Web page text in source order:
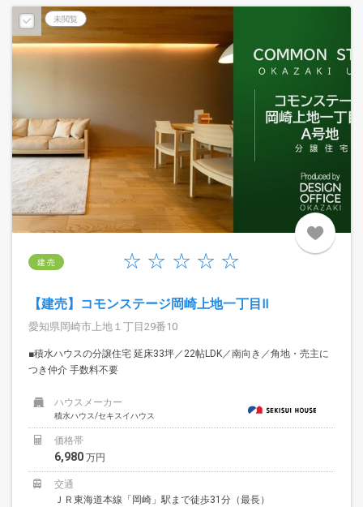
未閲覧
建 売
【建売】コモンステージ岡崎上地一丁目Ⅱ
愛知県岡崎市上地１丁目29番10
■積水ハウスの分譲住宅 延床33坪／22帖LDK／南向き／角地・売主に
つき仲介 手数料不要
ハウスメーカー
積水ハウス/セキスイハウス
価格帯
6,980 万円
交通
ＪＲ東海道本線「岡崎」駅まで徒歩31分（最長）